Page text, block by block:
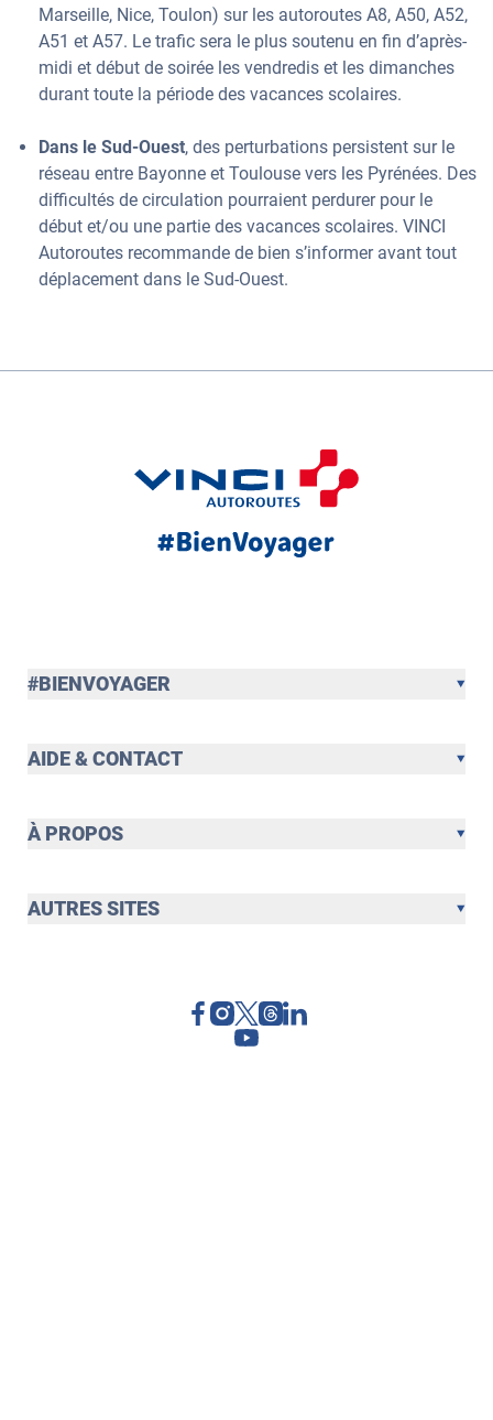
Marseille, Nice, Toulon) sur les autoroutes A8, A50, A52,
A51 et A57. Le trafic sera le plus soutenu en fin d’après-
midi et début de soirée les vendredis et les dimanches
durant toute la période des vacances scolaires.
Dans le Sud-Ouest, des perturbations persistent sur le
réseau entre Bayonne et Toulouse vers les Pyrénées. Des
difficultés de circulation pourraient perdurer pour le
début et/ou une partie des vacances scolaires. VINCI
Autoroutes recommande de bien s’informer avant tout
déplacement dans le Sud-Ouest.
#BIENVOYAGER
AIDE & CONTACT
À PROPOS
AUTRES SITES